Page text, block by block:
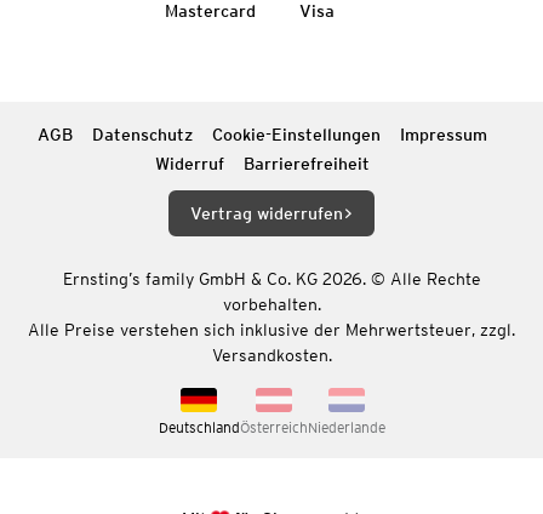
Mastercard Visa
AGB Datenschutz Cookie-Einstellungen
Impressum
Widerruf
Barrierefreiheit
Vertrag widerrufen
Ernsting’s family GmbH & Co. KG 2026. © Alle Rechte
vorbehalten.
Alle Preise verstehen sich inklusive der Mehrwertsteuer, zzgl.
Versandkosten.
DeutschlandÖsterreichNiederlande